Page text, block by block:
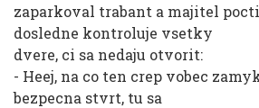
zaparkoval trabant a majitel
dosledne kontroluje vsetky
dvere, ci sa nedaju otvorit:
- Heej, na co ten crep vobec
bezpecna stvrt, tu sa